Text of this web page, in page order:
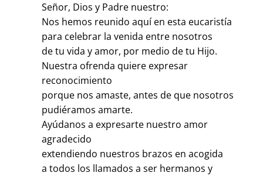
Señor, Dios y Padre nuestro:
Nos hemos reunido aquí en esta eucaristía
para celebrar la venida entre nosotros
de tu vida y amor, por medio de tu Hijo.
Nuestra ofrenda quiere expresar
reconocimiento
porque nos amaste, antes de que nosotros
pudiéramos amarte.
Ayúdanos a expresarte nuestro amor
agradecido
extendiendo nuestros brazos en acogida
a todos los llamados a ser hermanos y